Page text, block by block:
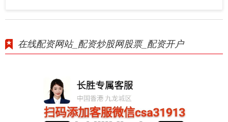
在线配资网站_配资炒股网股票_配资开户